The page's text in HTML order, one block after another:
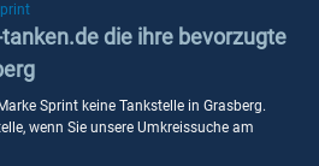
die ihre bevorzugte
Sprint keine Tankstelle in Grasberg.
wenn Sie unsere Umkreissuche am